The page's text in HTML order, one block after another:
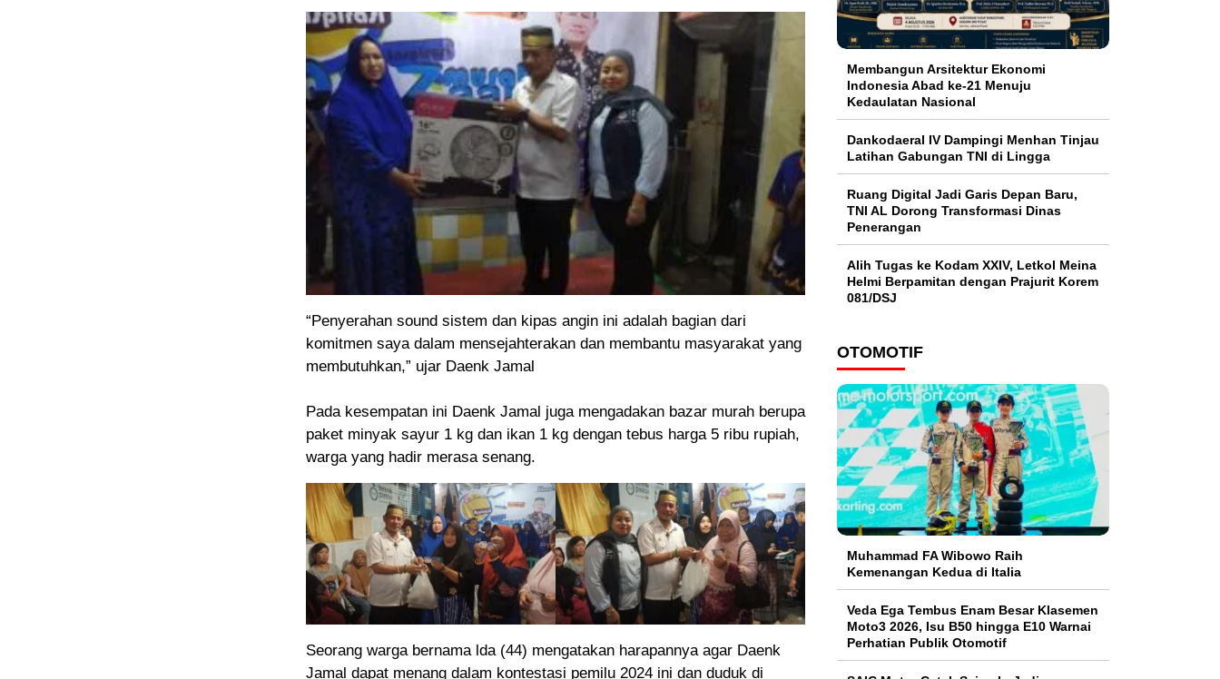
“Penyerahan sound sistem dan kipas angin ini adalah bagian dari
komitmen saya dalam mensejahterakan dan membantu masyarakat yang
membutuhkan,” ujar Daenk Jamal
Pada kesempatan ini Daenk Jamal juga mengadakan bazar murah berupa
paket minyak sayur 1 kg dan ikan 1 kg dengan tebus harga 5 ribu rupiah,
warga yang hadir merasa senang.
Seorang warga bernama lda (44) mengatakan harapannya agar Daenk
Jamal dapat menang dalam kontestasi pemilu 2024 ini dan duduk di
Membangun Arsitektur Ekonomi
Indonesia Abad ke-21 Menuju
Kedaulatan Nasional
Dankodaeral IV Dampingi Menhan Tinjau
Latihan Gabungan TNI di Lingga
Ruang Digital Jadi Garis Depan Baru,
TNI AL Dorong Transformasi Dinas
Penerangan
Alih Tugas ke Kodam XXIV, Letkol Meina
Helmi Berpamitan dengan Prajurit Korem
081/DSJ
OTOMOTIF
Muhammad FA Wibowo Raih
Kemenangan Kedua di Italia
Veda Ega Tembus Enam Besar Klasemen
Moto3 2026, Isu B50 hingga E10 Warnai
Perhatian Publik Otomotif